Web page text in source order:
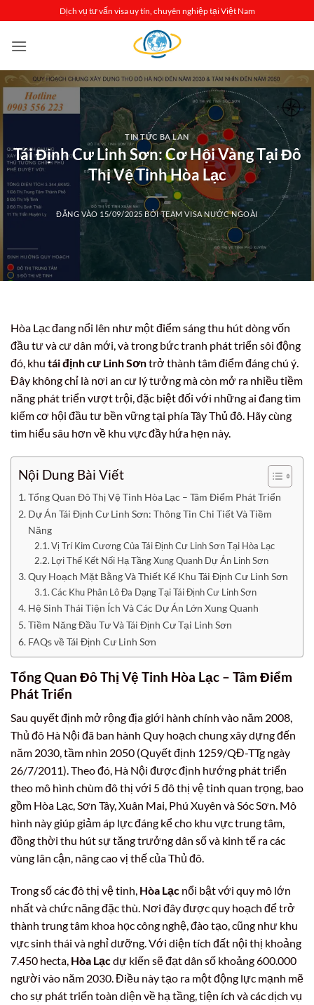
qua
nội
Dịch vụ tư vấn visa uy tín, chuyên nghiệp tại Việt Nam
TIN TỨC BA LAN
Tái Định Cư Linh Sơn: Cơ Hội Vàng Tại Đô
Thị Vệ Tinh Hòa Lạc
ĐĂNG VÀO 15/09/2025 BỞITEAM VISA NƯỚC NGOÀI
Hòa Lạc đang nổi lên như một điểm sáng thu hút dòng vốn
đầu tư và cư dân mới, và trong bức tranh phát triển sôi động
đó, khu tái định cư Linh Sơntrở thành tâm điểm đáng chú ý.
Đây không chỉ là nơi an cư lý tưởng mà còn mở ra nhiều tiềm
năng phát triển vượt trội, đặc biệt đối với những ai đang tìm
kiếm cơ hội đầu tư bền vững tại phía Tây Thủ đô. Hãy cùng
tìm hiểu sâu hơn về khu vực đầy hứa hẹn này.
Nội Dung Bài Viết
Tổng Quan Đô Thị Vệ Tinh Hòa Lạc – Tâm Điểm Phát Triển
Dự Án Tái Định Cư Linh Sơn: Thông Tin Chi Tiết Và Tiềm
Năng
Vị Trí Kim Cương Của Tái Định Cư Linh Sơn Tại Hòa Lạc
Lợi Thế Kết Nối Hạ Tầng Xung Quanh Dự Án Linh Sơn
Quy Hoạch Mặt Bằng Và Thiết Kế Khu Tái Định Cư Linh Sơn
Các Khu Phân Lô Đa Dạng Tại Tái Định Cư Linh Sơn
Hệ Sinh Thái Tiện Ích Và Các Dự Án Lớn Xung Quanh
Tiềm Năng Đầu Tư Và Tái Định Cư Tại Linh Sơn
FAQs về Tái Định Cư Linh Sơn
Tổng Quan Đô Thị Vệ Tinh Hòa Lạc – Tâm Điểm
Phát Triển
Sau quyết định mở rộng địa giới hành chính vào năm 2008,
Thủ đô Hà Nội đã ban hành Quy hoạch chung xây dựng đến
năm 2030, tầm nhìn 2050 (Quyết định 1259/QĐ-TTg ngày
26/7/2011). Theo đó, Hà Nội được định hướng phát triển
theo mô hình chùm đô thị với 5 đô thị vệ tinh quan trọng, bao
gồm Hòa Lạc, Sơn Tây, Xuân Mai, Phú Xuyên và Sóc Sơn. Mô
hình này giúp giảm áp lực đáng kể cho khu vực trung tâm,
đồng thời thu hút sự tăng trưởng dân số và kinh tế ra các
vùng lân cận, nâng cao vị thế của Thủ đô.
Trong số các đô thị vệ tinh, Hòa Lạc nổi bật với quy mô lớn
nhất và chức năng đặc thù. Nơi đây được quy hoạch để trở
thành trung tâm khoa học công nghệ, đào tạo, cũng như khu
vực sinh thái và nghỉ dưỡng. Với diện tích đất nội thị khoảng
7.450 hecta, Hòa Lạcdự kiến sẽ đạt dân số khoảng 600.000
người vào năm 2030. Điều này tạo ra một động lực mạnh mẽ
cho sự phát triển toàn diện về hạ tầng, tiện ích và các dịch vụ